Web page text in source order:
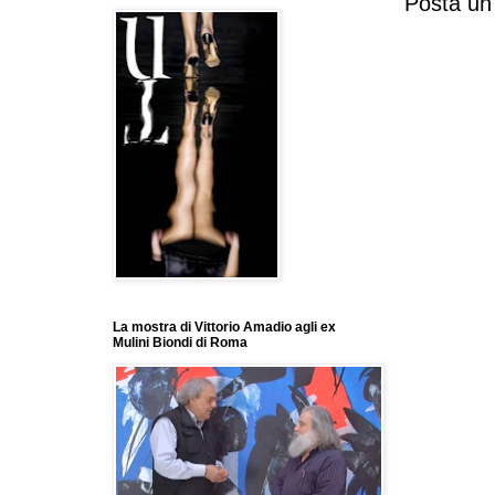
La mostra di Vittorio Amadio agli ex
Mulini Biondi di Roma